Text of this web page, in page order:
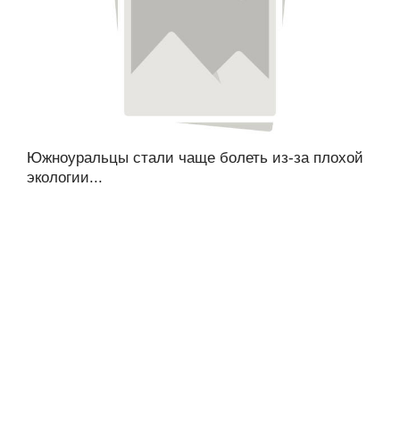
Южноуральцы стали чаще болеть из-за плохой
экологии...